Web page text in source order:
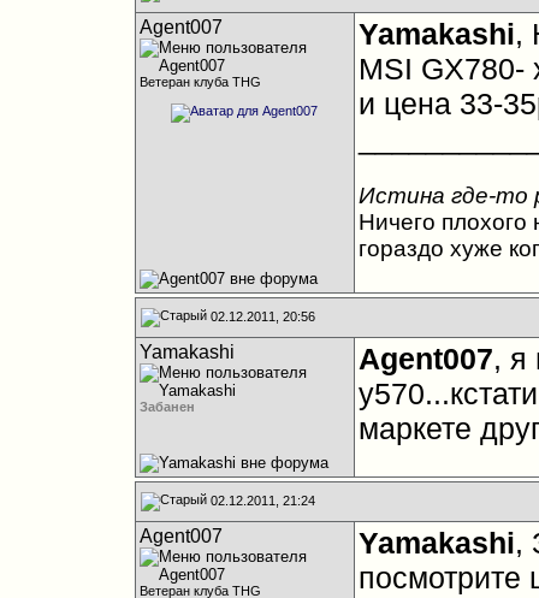
Agent007
Ветеран клуба THG
Yamakashi,
MSI GX780-
и цена 33-
Истина где-то
Ничего плохого
гораздо хуже
02.12.2011, 20:56
Yamakashi
Забанен
Agent007, я
маркете
02.12.2011, 21:24
Agent007
Ветеран клуба THG
Yamakashi,
посмотрите